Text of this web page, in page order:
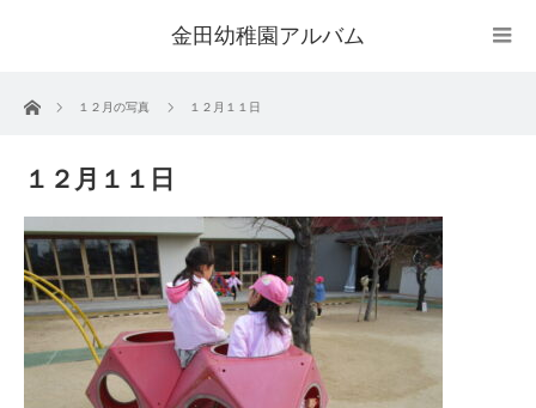
金田幼稚園アルバム
ホーム １２月の写真 １２月１１日
１２月１１日